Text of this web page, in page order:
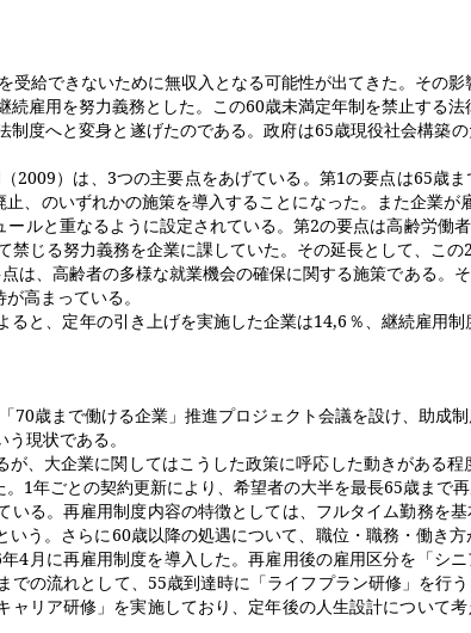
受給できないために無収入となる可能性が出てきた。その影
続雇用を努力義務とした。この60歳未満定年制を禁止する
制度へと変身と遂げたのである。政府は65歳現役社会構築
2009）は、 3つの主要点をあげている。第1の要点は65歳
止、のいずれかの施策を導入することになった。また企業が
ールと重なるように設定されている。第2の要点は高齢労働
禁じる努力義務を企業に課していた。その延長として、この
は、高齢者の多様な就業機会の確保に関する施策である。
高まっている。
ると、定年の引き上げを実施した企業は14,6 ％、継続雇用
70歳まで働ける企業」推進プロジェクト会議を設け、助成
現状である。
、大企業に関してはこうした政策に呼応した動きがある
1年ごとの契約更新により、希望者の大半を最長65歳まで
る。再雇用制度内容の特徴としては、フルタイム勤務を
いう。さらに60歳以降の処遇について、職位・職務・働き
年4 月に再雇用制度を導入した。再雇用後の雇用区分を「シ
の流れとして、 55歳到達時に「ライフプラン研修」を行
リア研修」を実施しており、定年後の人生設計について